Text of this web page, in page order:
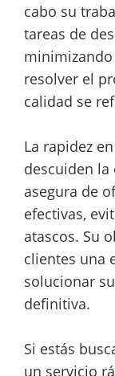
cabo su
tareas de
resolver el
calidad se
La rapidez
descuiden la
asegura de
efectivas,
atascos. Su
clientes una
solucionar
definitiva.
Si estás
un servicio